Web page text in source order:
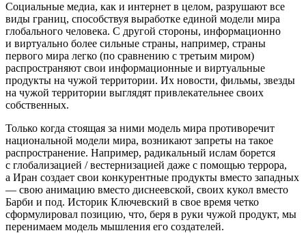
Социальные медиа, как и интернет в целом, разрушают все
виды границ, способствуя выработке единой модели мира
глобального человека. С другой стороны, информационно
и виртуально более сильные страны, например, страны
первого мира легко (по сравнению с третьим миром)
распространяют свои информационные и виртуальные
продукты на чужой территории. Их новости, фильмы, звезды
на чужой территории выглядят привлекательнее своих
собственных.
Только когда стоящая за ними модель мира противоречит
национальной модели мира, возникают запреты на такое
распространение. Например, радикальный ислам борется
с глобализацией / вестернизацией даже с помощью террора,
а Иран создает свои конкурентные продукты вместо западных
— свою анимацию вместо диснеевской, своих кукол вместо
Барби и под. Историк Ключевский в свое время четко
сформулировал позицию, что, беря в руки чужой продукт, мы
перенимаем модель мышления его создателей.